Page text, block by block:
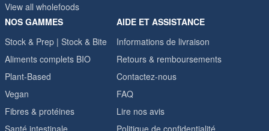
View all wholefoods
NOS GAMMES
Stock & Prep | Stock & Bite
Aliments complets BIO
Plant-Based
Vegan
Fibres & protéines
Santé intestinale
AIDE ET ASSISTANCE
Informations de livraison
Retours & remboursements
Contactez-nous
FAQ
Lire nos avis
Politique de confidentialité